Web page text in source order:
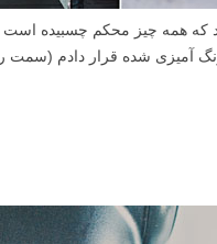
و چیدمان اجسام بی جان است،
ترکیب بندی ای است که
به پس زمینه بچسبانید.